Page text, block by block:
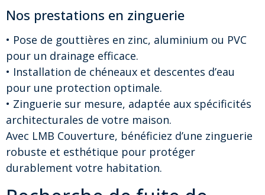
Nos prestations en zinguerie
• Pose de gouttières en zinc, aluminium ou PVC
pour un drainage efficace.
• Installation de chéneaux et descentes d’eau
pour une protection optimale.
• Zinguerie sur mesure, adaptée aux spécificités
architecturales de votre maison.
Avec LMB Couverture, bénéficiez d’une zinguerie
robuste et esthétique pour protéger
durablement votre habitation.